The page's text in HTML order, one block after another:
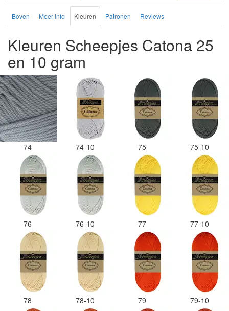
Boven Meer info Kleuren Patronen Reviews
Kleuren Scheepjes Catona 25
en 10 gram
74 74-10 75 75-10
76 76-10 77 77-10
78 78-10 79 79-10